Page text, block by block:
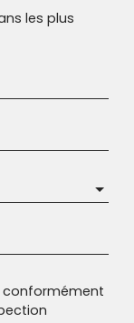
les plus
conformément